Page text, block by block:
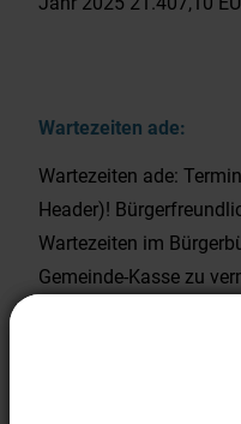
Wartezeiten ade:
Wartezeiten ade:
Header)!
Wartezeiten im
Gemeinde-Kasse zu
Sie auch weiterhin eine